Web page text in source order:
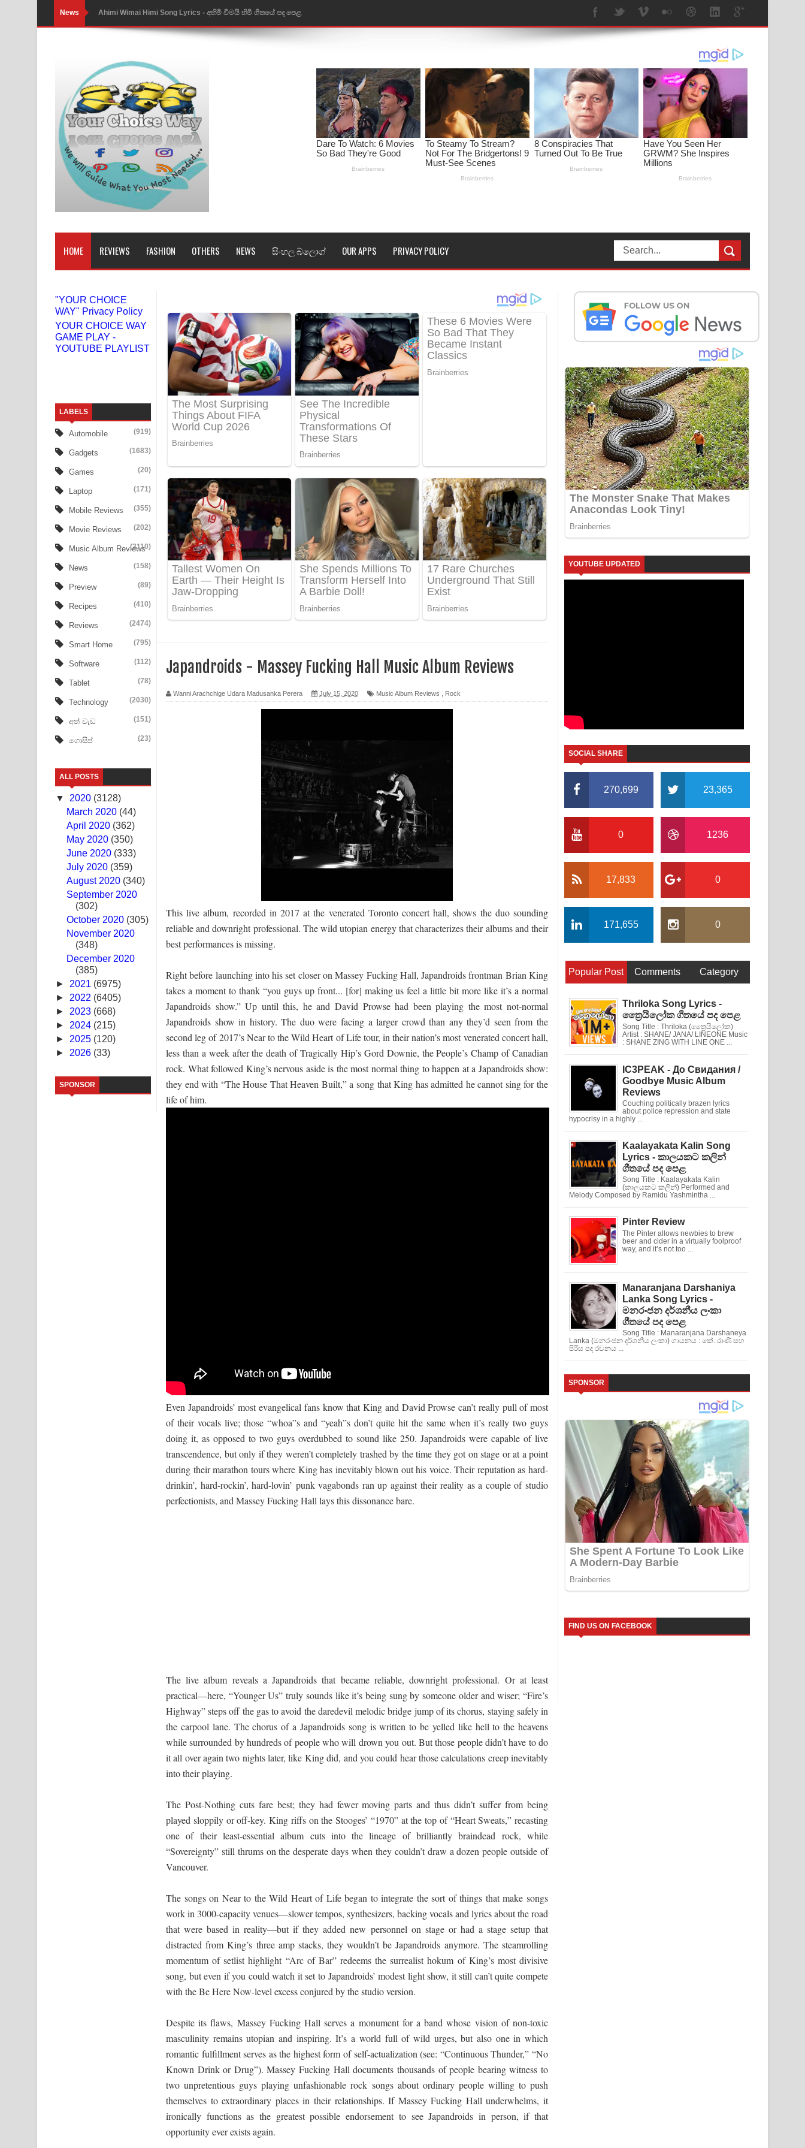
News Ahimi Wimai Himi Song Lyrics - අහිමි විමයි හිමි ගීතයේ පද පෙළ
Mathaka Parana Song Lyrics - මතක පාරනා ගීතයේ පද පෙළ
Nimnadhen Song Lyrics - නිම්නාදෙන් ගීතයේ පද පෙළ
Obamai Mage Adare Song Lyrics - ඔබමයි මගේ ආදරේ ගීතයේ පද පෙළ
Pansal Gihin Song Lyrics - පන්සල් ගිහිං ගීතයේ පද පෙළ
Ankeliya Song Lyrics - අංකෙළිය ගීතයේ පද පෙළ
DEAR GOD Song Lyrics - ඩියර් ගෝඩ් ගීතයේ පද පෙළ
MANAMALA KATHA Song Lyrics - මනමාල කතා ගීතයේ පද පෙළ
Dai Dai Lyrics - Shakira, Burna Boy | 2026 football world cup song lyrics
Numba Dun Aadare Song Lyrics - නුඹ දුන් ආදරේ ගීතයේ පද පෙළ
Liyamuda Dan Anagathe Song Lyrics - ලියමුද දැන් අනාගතේ ගීතයේ පද පෙළ
Doni Song Lyrics - දෝණි ගීතයේ පද පෙළ
Benthara Palame Song Lyrics - බෙන්තර පාලමේ ගීතයේ පද පෙළ
Sanda Babalena Song Lyrics - සඳ බැබලෙන ගීතයේ පද පෙළ
Adare Wadi Nisa Song Lyrics - ආදරේ වැඩි නිසා ගීතයේ පද පෙළ
UNUHUMA Song Lyrics - උණුහුම ගීතයේ පද පෙළ
Katakara Song Lyrics - කටකාර ගීතයේ පද පෙළ
Tharu Yaye Dilena Song Lyrics - තරු යායේ දිලෙනා ගීතයේ පද පෙළ
Ow Man Sosa Song Lyrics - ඔව් මං සෝසා ගීතයේ පද පෙළ
Heavy Weight Song Lyrics
Aye Lanweela Song Lyrics - ආයේ ලංවීලා ගීතයේ පද පෙළ
Ala purannata Song Lyrics - ආල පුරන්නට ගීතයේ පද පෙළ
FEVER DREAM Lyrics - Alex Warren
BTS : Hooligan Lyrics
Apa Hamuwee Song Lyrics - අප හමුවී ගීතයේ පද පෙළ
PATHINIYE Song Lyrics - පතිනියනේ ගීතයේ පද පෙළ
Sorry Sir Song Lyrics - සොරි සර් ගීතයේ පද පෙළ
Mathaka Aluthin Liyanna Song Lyrics - මතක අලුතින් ලියන්න ගීතයේ පද පෙළ
Sandak Awith Song Lyrics - සඳක් ඇවිත් ගීතයේ පද පෙළ
Swetha Sande Song Lyrics - ශ්වේත සඳේ ගීතයේ පද පෙළ
Ma Igili Giya Lyrics - මා ඉගිලී ගියා ගීතයේ පද පෙළ
Ras Balan Song Lyrics - රැස් බලන් ගීතයේ පද පෙළ
Hoda sihiyen Song Lyrics - හොද සිහියෙන් ගීතයේ පද පෙළ
Awanken Song Lyrics - අවංකෙන් ගීතයේ පද පෙළ
Pa Sina Song Lyrics - පෑ සිනා ගීතයේ පද පෙළ
Manobhawa Song Lyrics - මනෝභව ගීතයේ පද පෙළ
Akahe Indala Song Lyrics - ආකාහේ ඉඳලා ගීතයේ පද පෙළ
Raawaya Song Lyrics - රාවය ගීතයේ පද පෙළ
Saddeta Denna Song Lyrics - සද්දෙට දෙන්න ගීතයේ පද පෙළ
Kaalaya Song Lyrics - කාලය ගීතයේ පද පෙළ
HOME REVIEWS FASHION OTHERS NEWS සිංහල බ්ලොග් OUR APPS PRIVACY POLICY
"YOUR CHOICE
WAY" Privacy Policy
YOUR CHOICE WAY
GAME PLAY -
YOUTUBE PLAYLIST
LABELS
Automobile (919)
Gadgets (1683)
Games (20)
Laptop (171)
Mobile Reviews (355)
Movie Reviews (202)
Music Album Reviews
(3110)
News (158)
Preview (89)
Recipes (410)
Reviews (2474)
Smart Home (795)
Software (112)
Tablet (78)
Technology (2030)
අත් වැඩ (151)
ගොසිප් (23)
ALL POSTS
▼ 2020 (3128)
March 2020 (44)
April 2020 (362)
May 2020 (350)
June 2020 (333)
July 2020 (359)
August 2020 (340)
September 2020
(302)
October 2020 (305)
November 2020
(348)
December 2020
(385)
► 2021 (6975)
► 2022 (6405)
► 2023 (668)
► 2024 (215)
► 2025 (120)
► 2026 (33)
SPONSOR
Japandroids - Massey Fucking Hall Music Album Reviews
Wanni Arachchige Udara Madusanka Perera July 15, 2020 Music Album Reviews Rock
This live album, recorded in 2017 at the venerated Toronto concert hall, shows the duo sounding
reliable and downright professional. The wild utopian energy that characterizes their albums and their
best performances is missing.
Right before launching into his set closer on Massey Fucking Hall, Japandroids frontman Brian King
takes a moment to thank “you guys up front... [for] making us feel a little bit more like it’s a normal
Japandroids show.” Up until this, he and David Prowse had been playing the most not-normal
Japandroids show in history. The duo were facing a larger crowd than any they’d seen from the
second leg of 2017’s Near to the Wild Heart of Life tour, in their nation’s most venerated concert hall,
less than a week after the death of Tragically Hip’s Gord Downie, the People’s Champ of Canadian
rock. What followed King’s nervous aside is the most normal thing to happen at a Japandroids show:
they end with “The House That Heaven Built,” a song that King has admitted he cannot sing for the
life of him.
Even Japandroids’ most evangelical fans know that King and David Prowse can’t really pull of most
of their vocals live; those “whoa”s and “yeah”s don’t quite hit the same when it’s really two guys
doing it, as opposed to two guys overdubbed to sound like 250. Japandroids were capable of live
transcendence, but only if they weren’t completely trashed by the time they got on stage or at a point
during their marathon tours where King has inevitably blown out his voice. Their reputation as hard-
drinkin’, hard-rockin’, hard-lovin’ punk vagabonds ran up against their reality as a couple of studio
perfectionists, and Massey Fucking Hall lays this dissonance bare.
The live album reveals a Japandroids that became reliable, downright professional. Or at least
practical—here, “Younger Us” truly sounds like it’s being sung by someone older and wiser; “Fire’s
Highway” steps off the gas to avoid the daredevil melodic bridge jump of its chorus, staying safely in
the carpool lane. The chorus of a Japandroids song is written to be yelled like hell to the heavens
while surrounded by hundreds of people who will drown you out. But those people didn’t have to do
it all over again two nights later, like King did, and you could hear those calculations creep inevitably
into their playing.
The Post-Nothing cuts fare best; they had fewer moving parts and thus didn’t suffer from being
played sloppily or off-key. King riffs on the Stooges’ “1970” at the top of “Heart Sweats,” recasting
one of their least-essential album cuts into the lineage of brilliantly braindead rock, while
“Sovereignty” still thrums on the desperate days when they couldn’t draw a dozen people outside of
Vancouver.
The songs on Near to the Wild Heart of Life began to integrate the sort of things that make songs
work in 3000-capacity venues—slower tempos, synthesizers, backing vocals and lyrics about the road
that were based in reality—but if they added new personnel on stage or had a stage setup that
distracted from King’s three amp stacks, they wouldn’t be Japandroids anymore. The steamrolling
momentum of setlist highlight “Arc of Bar” redeems the surrealist hokum of King’s most divisive
song, but even if you could watch it set to Japandroids’ modest light show, it still can’t quite compete
with the Be Here Now-level excess conjured by the studio version.
Despite its flaws, Massey Fucking Hall serves a monument for a band whose vision of non-toxic
masculinity remains utopian and inspiring. It’s a world full of wild urges, but also one in which
romantic fulfillment serves as the highest form of self-actualization (see: “Continuous Thunder,” “No
Known Drink or Drug”). Massey Fucking Hall documents thousands of people bearing witness to
two unpretentious guys playing unfashionable rock songs about ordinary people willing to push
themselves to extraordinary places in their relationships. If Massey Fucking Hall underwhelms, it
ironically functions as the greatest possible endorsement to see Japandroids in person, if that
opportunity ever exists again.
YOUTUBE UPDATED
SOCIAL SHARE
270,699 23,365
0 1236
17,833 0
171,655 0
Popular Post Comments Category
Thriloka Song Lyrics -
ත්‍රෛයිලෝක ගීතයේ පද පෙළ
Song Title : Thriloka (ත්‍රෛයිලෝක)
Artist : SHANE/ JANA/ LINEONE Music
: SHANE ZING WITH LINE ONE ...
IC3PEAK - До Свидания /
Goodbye Music Album
Reviews
Couching politically brazen lyrics
about police repression and state
hypocrisy in a highly ...
Kaalayakata Kalin Song
Lyrics - කාලයකට කලින්
ගීතයේ පද පෙළ
Song Title : Kaalayakata Kalin
(කාලයකට කලින්) Performed and
Melody Composed by Ramidu Yashmintha ...
Pinter Review
The Pinter allows newbies to brew
beer and cider in a virtually foolproof
way, and it’s not too ...
Manaranjana Darshaniya
Lanka Song Lyrics -
මනරංජන දර්ශනීය ලංකා
ගීතයේ පද පෙළ
Song Title : Manaranjana Darshaneya
Lanka (මනරංජන දර්ශනීය ලංකා) ගායනය : කේ. රාණි සහ
පිරිස පද රචනය ...
SPONSOR
FIND US ON FACEBOOK